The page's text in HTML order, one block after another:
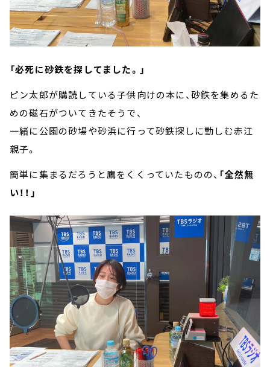
「必死に砂鉄を探してました。」
ピン太郎が購読している子供向けの本に、砂鉄を集めるた
めの磁石がついてきたそうで、
一緒に公園の砂場や砂浜に行って砂鉄探しに勤しむ赤江
親子。
簡単に集まるだろうと鷹をくくっていたものの、 「全然無
い！！」